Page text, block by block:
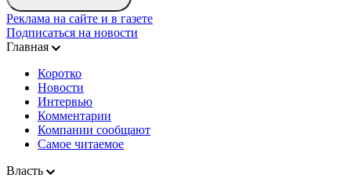
Реклама на сайте и в газете
Подписаться на новости
Главная
Коротко
Новости
Интервью
Комментарии
Компании сообщают
Самое читаемое
Власть